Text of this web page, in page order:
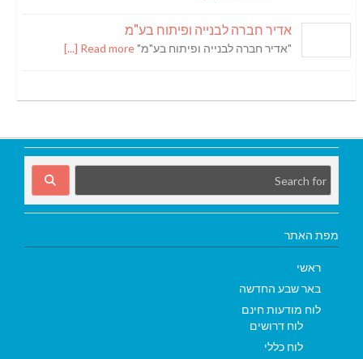
אדיר חברה לבנייה ופיתוח בע"מ
"אדיר חברה לבנייה ופיתוח בע"מ"Read more [...]
מפת האתר
ראשי
באר שבע החדשה
לוח מודעות חינם
לוח דרושים
לוח כללי